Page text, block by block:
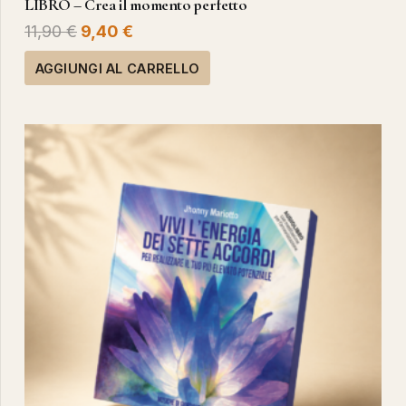
LIBRO – Crea il momento perfetto
11,90€ Il
prezzo
originale
11,90 €.
9,40 €
prezzo
attuale
9,40 €.
AGGIUNGI AL CARRELLO